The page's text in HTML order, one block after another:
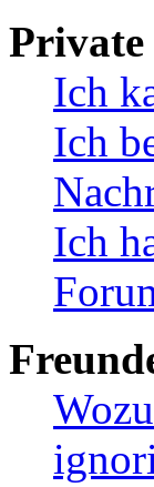
Private
Ich
Ich
Ich